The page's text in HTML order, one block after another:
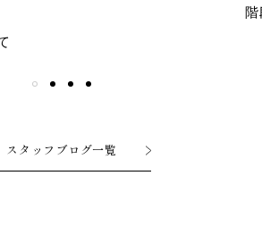
階
スタッフブログ一覧